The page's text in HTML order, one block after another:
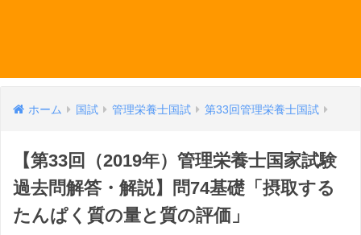
ホーム 国試 管理栄養士国試 第33回管理栄養士国試
【第33回（2019年）管理栄養士国家試験
過去問解答・解説】問74基礎「摂取する
たんぱく質の量と質の評価」